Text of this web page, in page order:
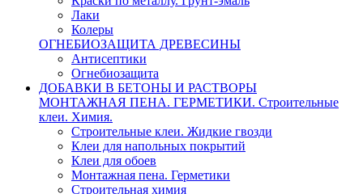
Лаки
Колеры
ОГНЕБИОЗАЩИТА ДРЕВЕСИНЫ
Антисептики
Огнебиозащита
ДОБАВКИ В БЕТОНЫ И РАСТВОРЫ
МОНТАЖНАЯ ПЕНА. ГЕРМЕТИКИ. Строительные
клеи. Химия.
Строительные клеи. Жидкие гвозди
Клеи для напольных покрытий
Клеи для обоев
Монтажная пена. Герметики
Строительная химия